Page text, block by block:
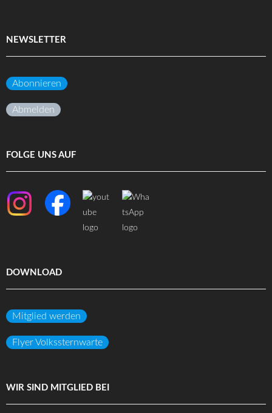
NEWSLETTER
Abonnieren
Abmelden
FOLGE UNS AUF
DOWNLOAD
Mitglied werden
Flyer Volkssternwarte
WIR SIND MITGLIED BEI